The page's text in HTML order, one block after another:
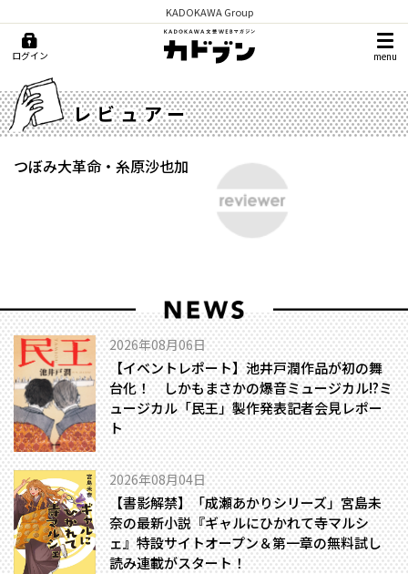
KADOKAWA Group
ログイン menu
レビュアー
つぼみ大革命・糸原沙也加
2026年08月06日
【イベントレポート】池井戸潤作品が初の舞
台化！ しかもまさかの爆音ミュージカル!?――ミ
ュージカル「民王」製作発表記者会見レポー
ト
2026年08月04日
【書影解禁】「成瀬あかりシリーズ」宮島未
奈の最新小説『ギャルにひかれて寺マルシ
ェ』特設サイトオープン＆第一章の無料試し
読み連載がスタート！